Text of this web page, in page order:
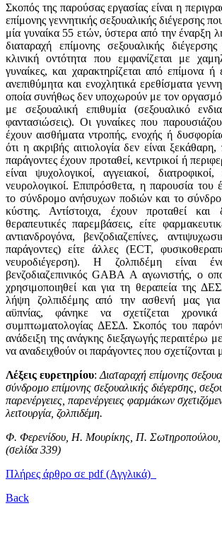
Σκοπός της παρούσας εργασίας είναι η
επίμονης γεννητικής σεξουαλικής διέγερσης
μία γυναίκα 55 ετών, ύστερα από την έναρξη
διαταραχή επίμονης σεξουαλικής
κλινική οντότητα που εμφανίζεται με
γυναίκες, και χαρακτηρίζεται από επίμονα ή
ανεπιθύμητα και ενοχλητικά ερεθίσματα
οποία συνήθως δεν υποχωρούν με τον οργασμό
με σεξουαλική επιθυμία (σεξουαλικό
φαντασιώσεις). Οι γυναίκες που
έχουν αισθήματα ντροπής, ενοχής ή
ότι η ακριβής αιτιολογία δεν είναι ξεκάθαρη,
παράγοντες έχουν προταθεί, κεντρικοί ή
είναι ψυχολογικοί, αγγειακοί,
νευρολογικοί. Επιπρόσθετα, η παρουσία του
το σύνδρομο ανήσυχων ποδιών και το
κύστης. Αντίστοιχα, έχουν προταθεί και
θεραπευτικές παρεμβάσεις, είτε
αντιανδρογόνα, βενζοδιαζεπίνες,
παράγοντες) είτε άλλες (ECT,
νευροδιέγερση). Η ζολπιδέμη είναι
βενζοδιαζεπινικός GABA A αγωνιστής, ο
χρησιμοποιηθεί και για τη θεραπεία της
λήψη ζολπιδέμης από την ασθενή μας για
αϋπνίας, φάνηκε να σχετίζεται
συμπτωματολογίας ΔΕΣΔ. Σκοπός του
ανάδειξη της ανάγκης διεξαγωγής περαιτέρω
να αναδειχθούν οι παράγοντες που
Λέξεις ευρετηρίου: Διαταραχή επίμονης
σύνδρομο επίμονης σεξουαλικής διέγερσης,
παρενέργειες, παρενέργειες φαρμάκων
λειτουργία, ζολπιδέμη.
Φ. Φερενίδου, Η. Μουρίκης, Π.
(σελίδα 339)
Πλήρες άρθρο σε pdf (Αγγλικά)
Back